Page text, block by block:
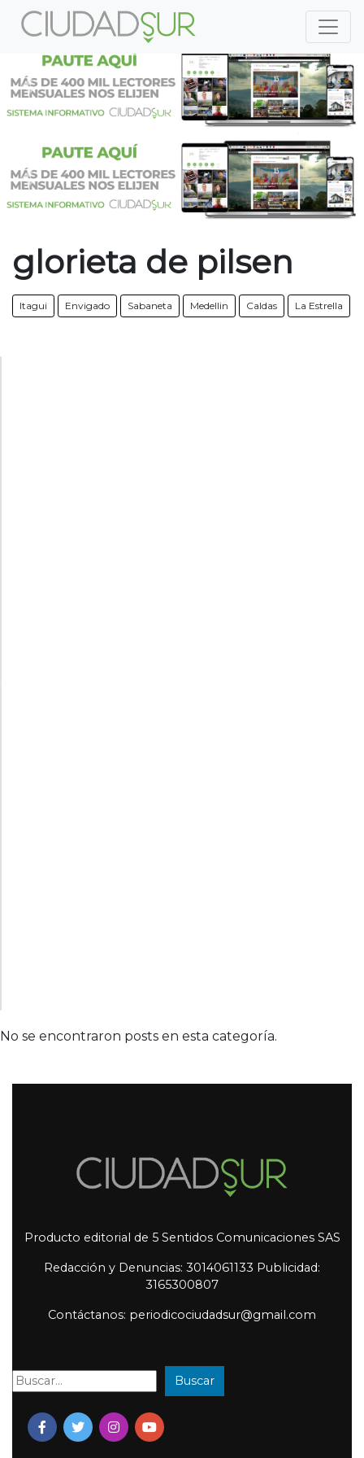
Previous
Previous
glorieta de pilsen
Itagui Envigado Sabaneta Medellin Caldas La Estrella
No se encontraron posts en esta categoría.
Producto editorial de 5 Sentidos Comunicaciones SAS
Redacción y Denuncias: 3014061133 Publicidad:
3165300807
Contáctanos: periodicociudadsur@gmail.com
Buscar: Buscar